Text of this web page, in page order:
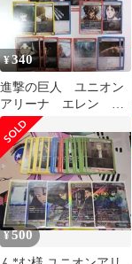
¥340
進撃の巨人 ユニオン
アリーナ エレン ミ
カサ ピーク イェレ
ナ
¥500